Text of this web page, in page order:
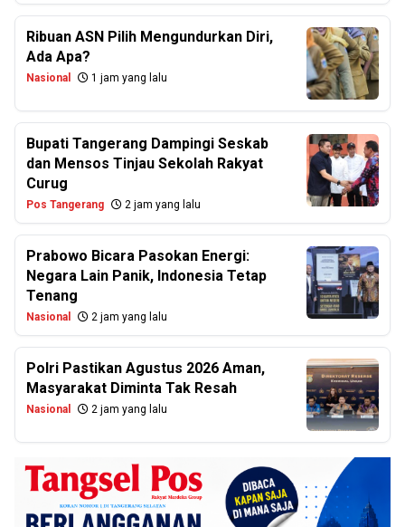
Ribuan ASN Pilih Mengundurkan Diri,
Ada Apa?
Nasional 1 jam yang lalu
Bupati Tangerang Dampingi Seskab
dan Mensos Tinjau Sekolah Rakyat
Curug
Pos Tangerang 2 jam yang lalu
Prabowo Bicara Pasokan Energi:
Negara Lain Panik, Indonesia Tetap
Tenang
Nasional 2 jam yang lalu
Polri Pastikan Agustus 2026 Aman,
Masyarakat Diminta Tak Resah
Nasional 2 jam yang lalu